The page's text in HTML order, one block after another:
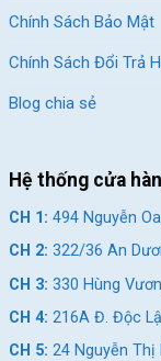
Chính Sách Bảo Mật
Chính Sách Đổi Trả
Blog chia sẻ
Hệ thống cửa
CH 1: 494 Nguyễn
CH 2: 322/36 An
CH 3: 330 Hùng
CH 4: 216A Đ. Độc
CH 5: 24 Nguyễn Thị